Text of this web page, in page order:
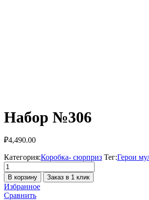
Набор №306
₽4,490.00
Категория:Коробка- сюрприз Тег:Герои
Количество
товара
Набор
№306
В корзину Заказ в 1 клик
Избранное
Сравнить